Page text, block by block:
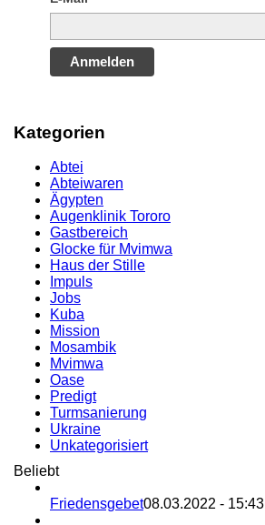
Anmelden
Kategorien
Abtei
Abteiwaren
Ägypten
Augenklinik Tororo
Gastbereich
Glocke für Mvimwa
Haus der Stille
Impuls
Jobs
Kuba
Mission
Mosambik
Mvimwa
Oase
Predigt
Turmsanierung
Ukraine
Unkategorisiert
Beliebt
Friedensgebet08.03.2022 - 15:43